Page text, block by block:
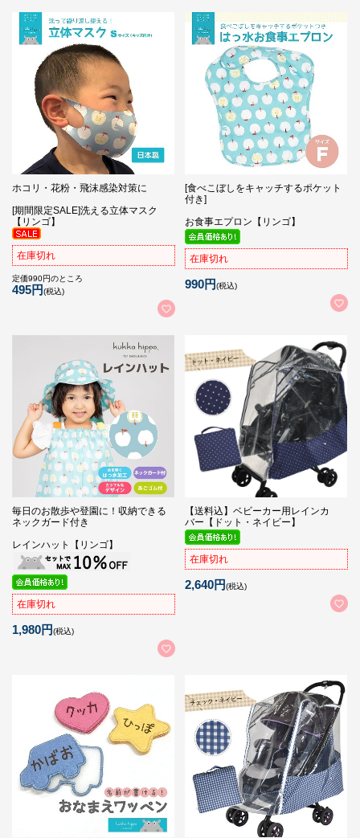
ホコリ・花粉・飛沫感染対策に
[期間限定SALE]洗える立体マスク
【リンゴ】
在庫切れ
定価990円のところ
495円(税込)
[食べこぼしをキャッチするポケット
付き]
お食事エプロン【リンゴ】
在庫切れ
990円(税込)
毎日のお散歩や登園に！収納できる
ネックガード付き
レインハット【リンゴ】
在庫切れ
1,980円(税込)
【送料込】ベビーカー用レインカ
バー【ドット・ネイビー】
在庫切れ
2,640円(税込)